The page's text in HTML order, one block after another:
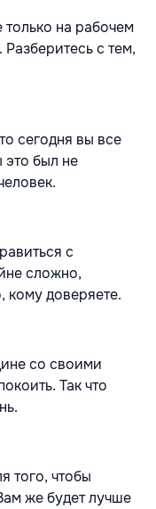
на рабочем
с тем,
сегодня вы все
это был не
с
сложно,
кому доверяете.
со своими
Так что
того, чтобы
же будет лучше